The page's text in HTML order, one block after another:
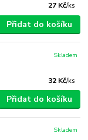
27 Kč/ks
Přidat do košíku
32 Kč/ks
Skladem
Přidat do košíku
Skladem